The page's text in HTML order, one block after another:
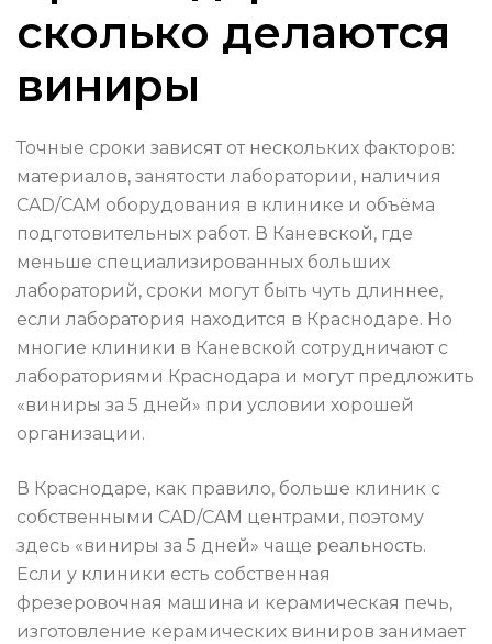
сколько делаются
виниры
Точные сроки зависят от нескольких факторов:
материалов, занятости лаборатории, наличия
CAD/CAM оборудования в клинике и объёма
подготовительных работ. В Каневской, где
меньше специализированных больших
лабораторий, сроки могут быть чуть длиннее,
если лаборатория находится в Краснодаре. Но
многие клиники в Каневской сотрудничают с
лабораториями Краснодара и могут предложить
«виниры за 5 дней» при условии хорошей
организации.
В Краснодаре, как правило, больше клиник с
собственными CAD/CAM центрами, поэтому
здесь «виниры за 5 дней» чаще реальность.
Если у клиники есть собственная
фрезеровочная машина и керамическая печь,
изготовление керамических виниров занимает